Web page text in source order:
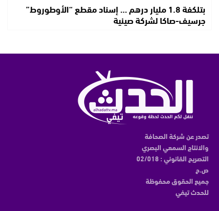
بتلكفة 1.8 مليار درهم … إسناد مقطع “الأوطوروط”
جرسيف-صاكا لشركة صينية
تصدر عن شركة الصحافة
والانتاج السمعي البصري
التصريح القانوني : 02/018
ص.ح
جميع الحقوق محفوظة
للحدث تيفي